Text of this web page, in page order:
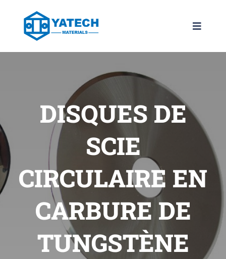
contenu
NOTES
NOUVELLES
CONTACTEZ-
FR
DISQUES DE
SCIE
CIRCULAIRE EN
CARBURE DE
TUNGSTÈNE